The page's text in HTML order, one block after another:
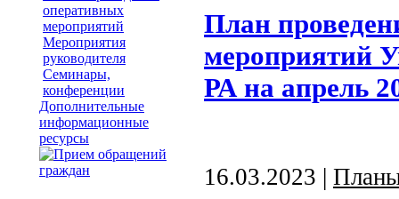
оперативных
мероприятий
Мероприятия
руководителя
Семинары,
конференции
Дополнительные
информационные
ресурсы
План
мероприятий
РА на апрель
16.03.2023 |